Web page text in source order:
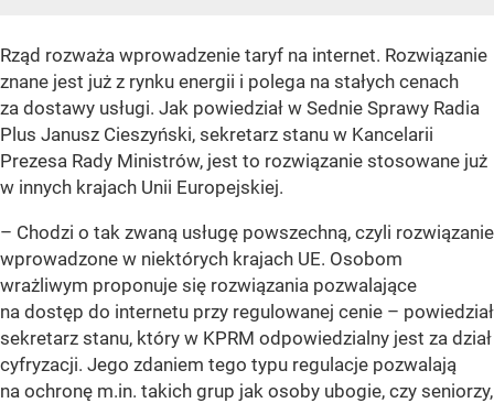
Rząd rozważa wprowadzenie taryf na internet. Rozwiązanie
znane jest już z rynku energii i polega na stałych cenach
za dostawy usługi. Jak powiedział w Sednie Sprawy Radia
Plus Janusz Cieszyński, sekretarz stanu w Kancelarii
Prezesa Rady Ministrów, jest to rozwiązanie stosowane już
w innych krajach Unii Europejskiej.
– Chodzi o tak zwaną usługę powszechną, czyli rozwiązanie
wprowadzone w niektórych krajach UE. Osobom
wrażliwym proponuje się rozwiązania pozwalające
na dostęp do internetu przy regulowanej cenie – powiedział
sekretarz stanu, który w KPRM odpowiedzialny jest za dział
cyfryzacji. Jego zdaniem tego typu regulacje pozwalają
na ochronę m.in. takich grup jak osoby ubogie, czy seniorzy,